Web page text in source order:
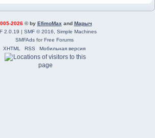
2026© by EfimoMaxand Марыч
2.0.19 | SMF © 2016, Simple Machines
SMFAdsforFree Forums
XHTML
RSS Мобильная версия